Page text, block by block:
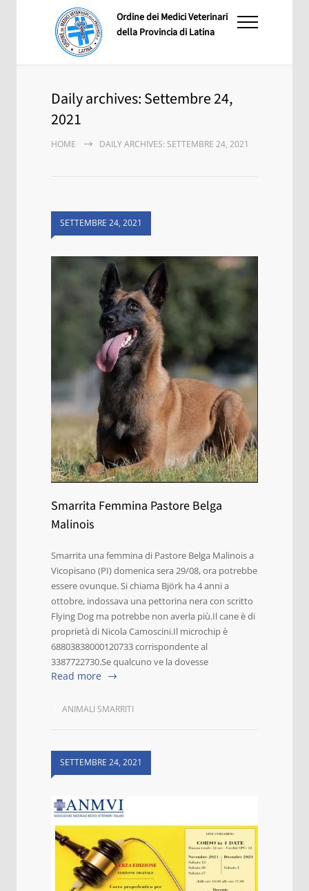
Ordine dei Medici Veterinari
della Provincia di Latina
Daily archives: Settembre 24,
2021
HOME DAILY ARCHIVES: SETTEMBRE 24, 2021
SETTEMBRE 24, 2021
Smarrita Femmina Pastore Belga
Malinois
Smarrita una femmina di Pastore Belga Malinois a
Vicopisano (PI) domenica sera 29/08, ora potrebbe
essere ovunque. Si chiama Björk ha 4 anni a
ottobre, indossava una pettorina nera con scritto
Flying Dog ma potrebbe non averla più.Il cane è di
proprietà di Nicola Camoscini.Il microchip è
68803838000120733 corrispondente al
3387722730.Se qualcuno ve la dovesse
Read more
ANIMALI SMARRITI
SETTEMBRE 24, 2021